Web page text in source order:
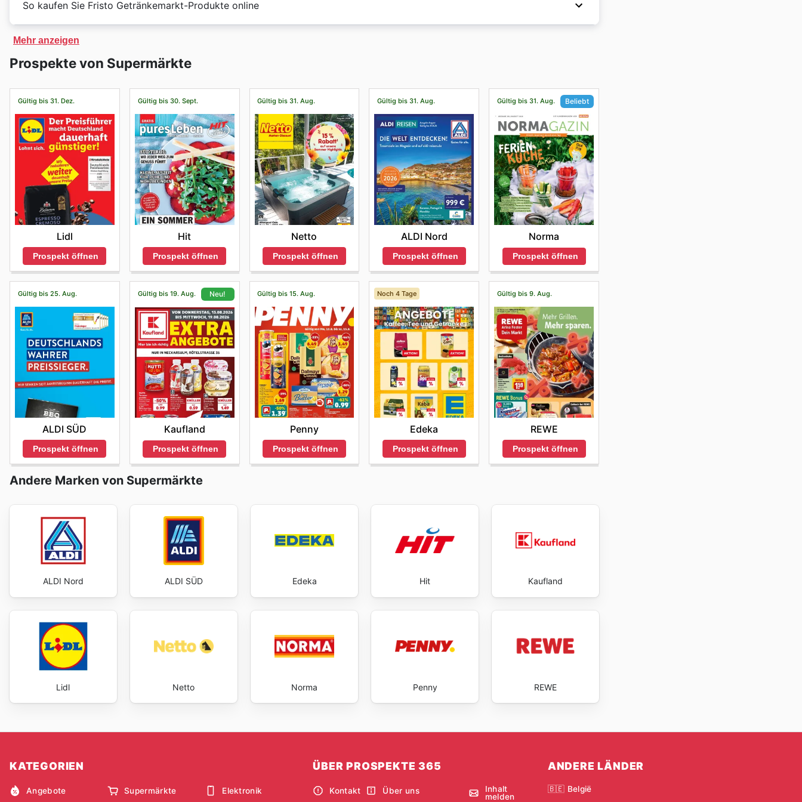
Erntedankfestoder Tag der Deutschen Einheit, um Ihren Einkauf noch lohnenswerter zu gestalten.
Uhr bis 20 Uhr geöffnet. Sonntags sind dieFristo Getränkemarkt
So kaufen Sie Fristo Getränkemarkt-Produkte online
Stöbern Sie auf der Website von
Kundenservice von
Mehr anzeigen
Prospekte von Supermärkte
Gültig bis 31. Dez.
Lidl
Prospekt öffnen
Gültig bis 30. Sept.
Hit
Prospekt öffnen
Gültig bis 31. Aug.
Netto
Prospekt öffnen
Gültig bis 31. Aug.
ALDI Nord
Prospekt öffnen
Gültig bis 31. Aug. Beliebt
Norma
Prospekt öffnen
Gültig bis 25. Aug.
ALDI SÜD
Prospekt öffnen
Gültig bis 19. Aug. Neu!
Kaufland
Prospekt öffnen
Gültig bis 15. Aug.
Penny
Prospekt öffnen
Noch 4 Tage
Edeka
Prospekt öffnen
Gültig bis 9. Aug.
REWE
Prospekt öffnen
Andere Marken von Supermärkte
ALDI Nord ALDI SÜD Edeka Hit Kaufland
Lidl Netto Norma Penny REWE
KATEGORIEN
Angebote Supermärkte Elektronik
ÜBER PROSPEKTE 365
Kontakt Über uns
Inhalt
melden
ANDERE LÄNDER
🇧🇪 België